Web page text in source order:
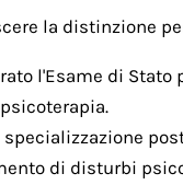
la distinzione
l'Esame di
di disturbi